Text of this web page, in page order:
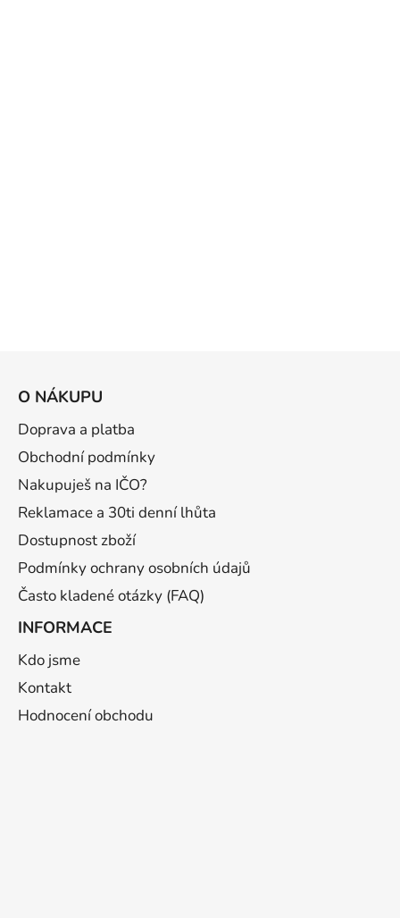
O NÁKUPU
Doprava a platba
Obchodní podmínky
Nakupuješ na IČO?
Reklamace a 30ti denní lhůta
Dostupnost zboží
Podmínky ochrany osobních údajů
Často kladené otázky (FAQ)
INFORMACE
Kdo jsme
Kontakt
Hodnocení obchodu